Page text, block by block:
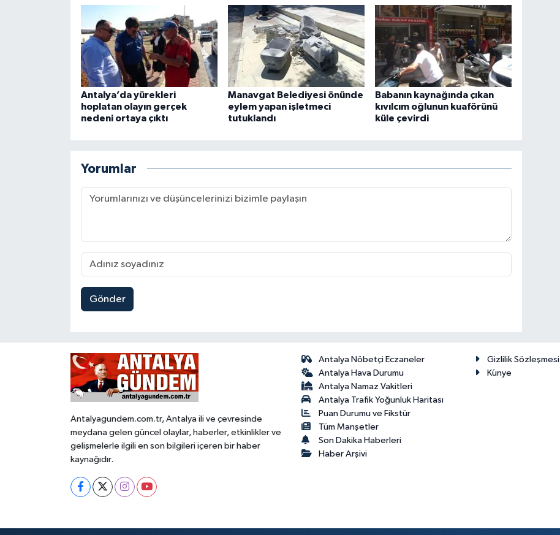
Antalya’da yürekleri
hoplatan olayın gerçek
nedeni ortaya çıktı
Manavgat Belediyesi önünde
eylem yapan işletmeci
tutuklandı
Babanın kaynağında çıkan
kıvılcım oğlunun kuaförünü
küle çevirdi
Yorumlar
Gönder
Antalyagundem.com.tr, Antalya ili ve çevresinde
meydana gelen güncel olaylar, haberler, etkinlikler ve
gelişmelerle ilgili en son bilgileri içeren bir haber
kaynağıdır.
Antalya Nöbetçi Eczaneler
Antalya Hava Durumu
Antalya Namaz Vakitleri
Antalya Trafik Yoğunluk Haritası
Puan Durumu ve Fikstür
Tüm Manşetler
Son Dakika Haberleri
Haber Arşivi
Gizlilik Sözleşmesi
Künye